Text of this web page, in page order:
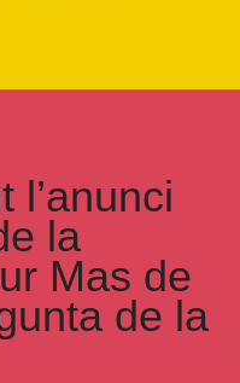
l’anunci
la
Mas de
de la